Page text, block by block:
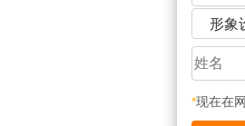
形象
*现在在